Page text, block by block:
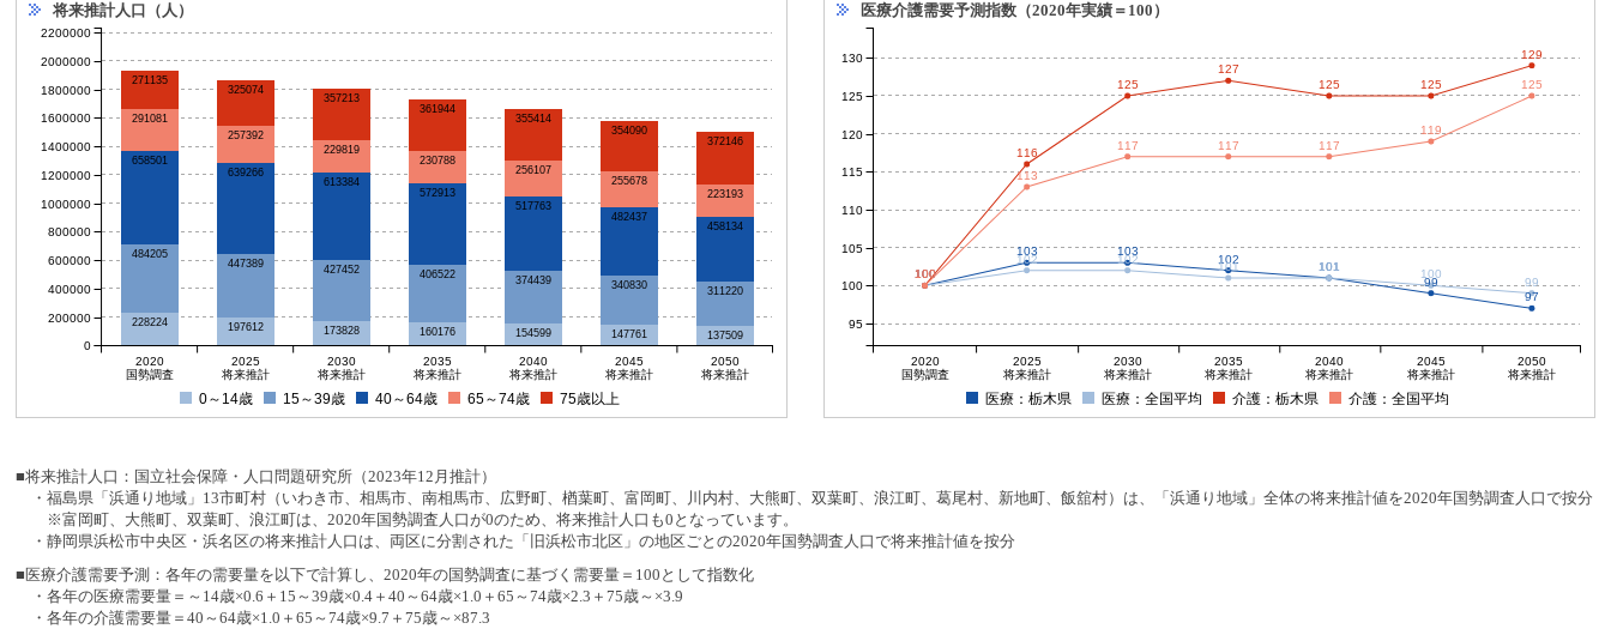
将来推計人口（人）
228224 197612 173828 160176 154599 147761 137509
484205
447389
427452 406522 374439 340830 311220
658501
639266
613384
572913
517763
482437
458134
291081
257392
229819
230788
256107
255678
223193
271135
325074
357213
361944
355414
354090
372146
2020
国勢調査
2025
将来推計
2030
将来推計
2035
将来推計
2040
将来推計
2045
将来推計
2050
将来推計
0
200000
400000
600000
800000
1000000
1200000
1400000
1600000
1800000
2000000
2200000
0～14歳 15～39歳 40～64歳 65～74歳 75歳以上
医療介護需要予測指数（2020年実績＝100）
100
103 103
102
101
99
97
100
102 102
101 101
100
99
100
116
125
127
125
125
129
100
113
117 117 117
119
125
2020
国勢調査
2025
将来推計
2030
将来推計
2035
将来推計
2040
将来推計
2045
将来推計
2050
将来推計
95
100
105
110
115
120
125
130
医療：栃木県 医療：全国平均 介護：栃木県 介護：全国平均
■将来推計人口：国立社会保障・人口問題研究所（2023年12月推計）
・福島県「浜通り地域」13市町村（いわき市、相馬市、南相馬市、広野町、楢葉町、富岡町、川内村、大熊町、双葉町、浪江町、葛尾村、新地町、飯舘村）は、「浜通り地域」全体の将来推計値を2020年国勢調査人口で按分
※富岡町、大熊町、双葉町、浪江町は、2020年国勢調査人口が0のため、将来推計人口も0となっています。
・静岡県浜松市中央区・浜名区の将来推計人口は、両区に分割された「旧浜松市北区」の地区ごとの2020年国勢調査人口で将来推計値を按分
■医療介護需要予測：各年の需要量を以下で計算し、2020年の国勢調査に基づく需要量＝100として指数化
・各年の医療需要量＝～14歳×0.6＋15～39歳×0.4＋40～64歳×1.0＋65～74歳×2.3＋75歳～×3.9
・各年の介護需要量＝40～64歳×1.0＋65～74歳×9.7＋75歳～×87.3